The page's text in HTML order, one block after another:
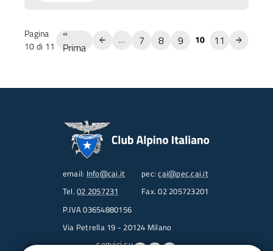
Pagina
10 di 11
«
Prima
... 7 8 9 10 11
email: Info@cai.it pec:cai@pec.cai.it
Tel. 02 2057231
Fax. 02 205723201
P.IVA 03654880156
Via Petrella 19 - 20124 Milano
seguici su